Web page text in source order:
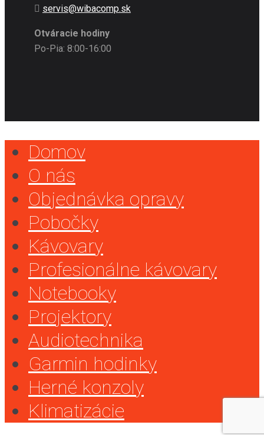
servis@wibacomp.sk
Otváracie hodiny
Po-Pia: 8:00-16:00
Domov
O nás
Objednávka opravy
Pobočky
Kávovary
Profesionálne kávovary
Notebooky
Projektory
Audiotechnika
Garmin hodinky
Herné konzoly
Klimatizácie